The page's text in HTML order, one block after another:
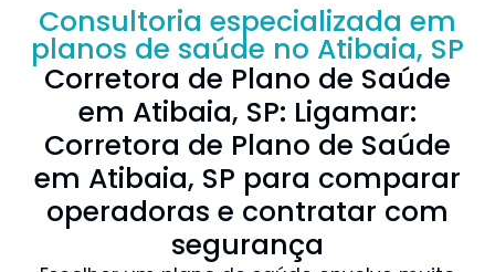
Consultoria especializada em
planos de saúde no Atibaia, SP
Corretora de Plano de Saúde
em Atibaia, SP: Ligamar:
Corretora de Plano de Saúde
em Atibaia, SP para comparar
operadoras e contratar com
segurança